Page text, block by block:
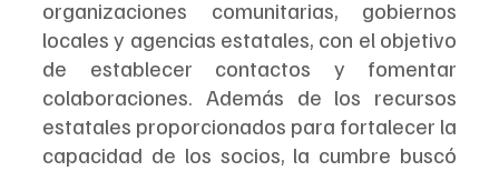
organizaciones comunitarias, gobiernos
locales y agencias estatales, con el objetivo
de establecer contactos y fomentar
colaboraciones. Además de los recursos
estatales proporcionados para fortalecer la
capacidad de los socios, la cumbre buscó